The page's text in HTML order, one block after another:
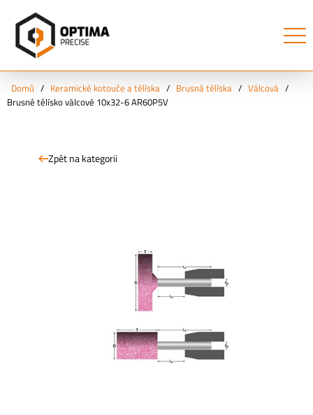
Domů / Keramické kotouče a tělíska / Brusná tělíska / Válcová /
Brusné tělísko válcové 10x32-6 AR60P5V
Zpět na kategorii